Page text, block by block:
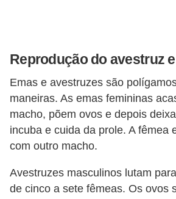
Reprodução do avestruz
Emas e avestruzes são
maneiras. As emas femininas
macho, põem ovos e depois
incuba e cuida da prole. A fêmea
com outro macho.
Avestruzes masculinos lutam
de cinco a sete fêmeas. Os ovos
A
n
i
m
a
s
e